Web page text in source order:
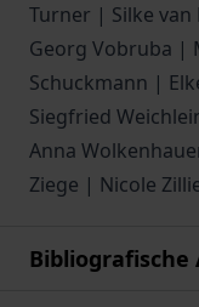
Turner | Silke van
Georg Vobruba |
Schuckmann |
Siegfried
Anna
Ziege | Nicole
Bibliografische